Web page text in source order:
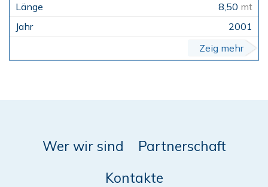
8,50 mt
2001
Zeig mehr
Wer wir sind
Partnerschaft
Kontakte